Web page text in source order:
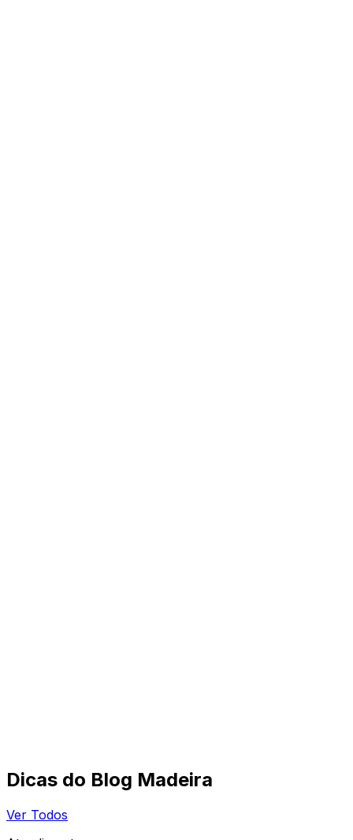
Dicas do Blog Madeira
Ver Todos